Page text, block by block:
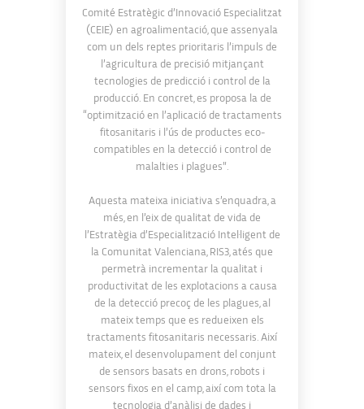
Comité Estratègic d’Innovació Especialitzat
(CEIE) en agroalimentació, que assenyala
com un dels reptes prioritaris l’impuls de
l’agricultura de precisió mitjançant
tecnologies de predicció i control de la
producció. En concret, es proposa la de
“optimització en l’aplicació de tractaments
fitosanitaris i l’ús de productes eco-
compatibles en la detecció i control de
malalties i plagues”.
Aquesta mateixa iniciativa s’enquadra, a
més, en l’eix de qualitat de vida de
l’Estratègia d’Especialització Intel·ligent de
la Comunitat Valenciana, RIS3, atés que
permetrà incrementar la qualitat i
productivitat de les explotacions a causa
de la detecció precoç de les plagues, al
mateix temps que es redueixen els
tractaments fitosanitaris necessaris. Així
mateix, el desenvolupament del conjunt
de sensors basats en drons, robots i
sensors fixos en el camp, així com tota la
tecnologia d’anàlisi de dades i